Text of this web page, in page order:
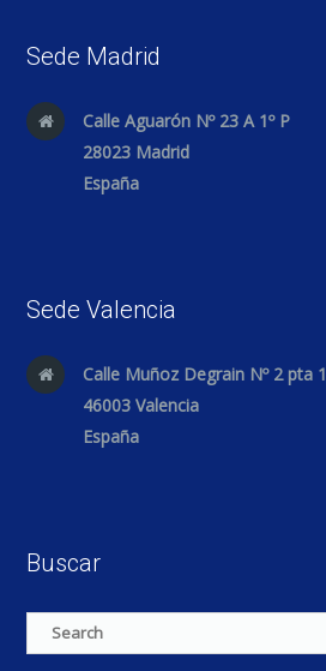
Sede Madrid
Calle Aguarón Nº 23 A 1º P
28023 Madrid
España
Sede Valencia
Calle Muñoz Degrain Nº 2 pta 1
46003 Valencia
España
Buscar